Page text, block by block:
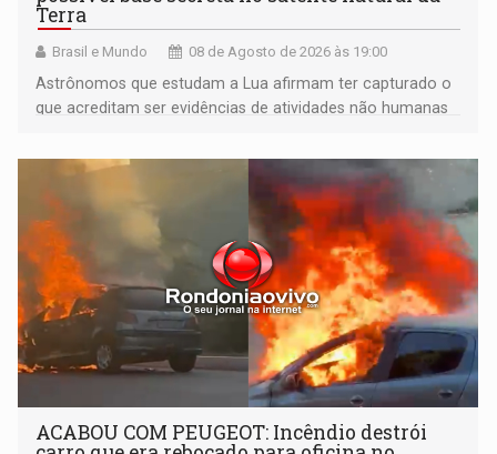
Terra
Brasil e Mundo 08 de Agosto de 2026 às 19:00
Astrônomos que estudam a Lua afirmam ter capturado o
que acreditam ser evidências de atividades não humanas
órbita
ACABOU COM PEUGEOT: Incêndio destrói